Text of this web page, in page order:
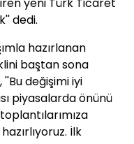
dedi.
hazırlanan
baştan sona
değişimi iyi
piyasalarda önünü
İlk